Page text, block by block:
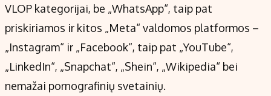
VLOP kategorijai, be „WhatsApp“, taip pat
priskiriamos ir kitos „Meta“ valdomos platformos –
„Instagram“ ir „Facebook“, taip pat „YouTube“,
„LinkedIn“, „Snapchat“, „Shein“, „Wikipedia“ bei
nemažai pornografinių svetainių.